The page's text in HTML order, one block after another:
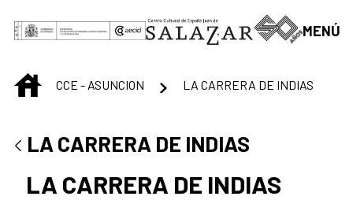
Saltar al contenido principal
MENÚ
INICIOCCE - ASUNCION LA CARRERA DE INDIAS
LA CARRERA DE INDIAS
LA CARRERA DE INDIAS